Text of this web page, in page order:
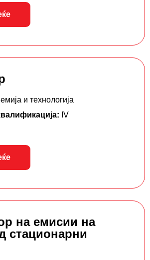
и технологија
IV
на емисии на
стационарни